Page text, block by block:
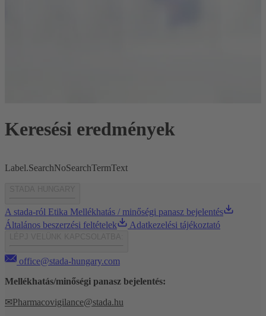
Keresési eredmények
Label.SearchNoSearchTermText
A stada-ról Etika Mellékhatás / minőségi panasz bejelentés
Általános beszerzési feltételek
Adatkezelési tájékoztató
office@stada-hungary.com
Mellékhatás/minőségi panasz bejelentés:
✉Pharmacovigilance@stada.hu